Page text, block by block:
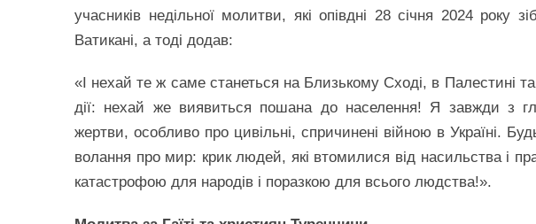
учасників недільної молитви, які опівдні 28 січня 2024 року
Ватикані, а тоді додав:
«І нехай те ж саме станеться на Близькому Сході, в Палестині та
дії: нехай же виявиться пошана до населення! Я завжди з
жертви, особливо про цивільні, спричинені війною в Україні.
волання про мир: крик людей, які втомилися від насильства і
катастрофою для народів і поразкою для всього людства!».